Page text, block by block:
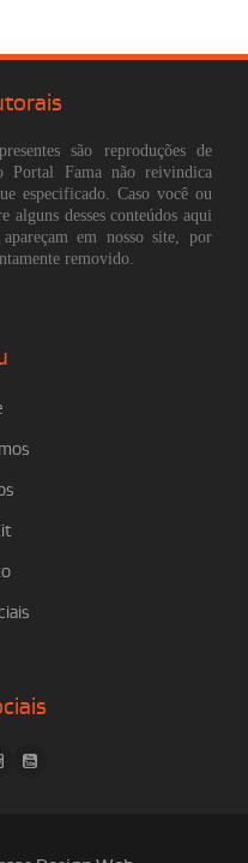
são reproduções de
Portal Fama não reivindica
especificado. Caso você ou
alguns desses conteúdos aqui
em nosso site, por
removido.